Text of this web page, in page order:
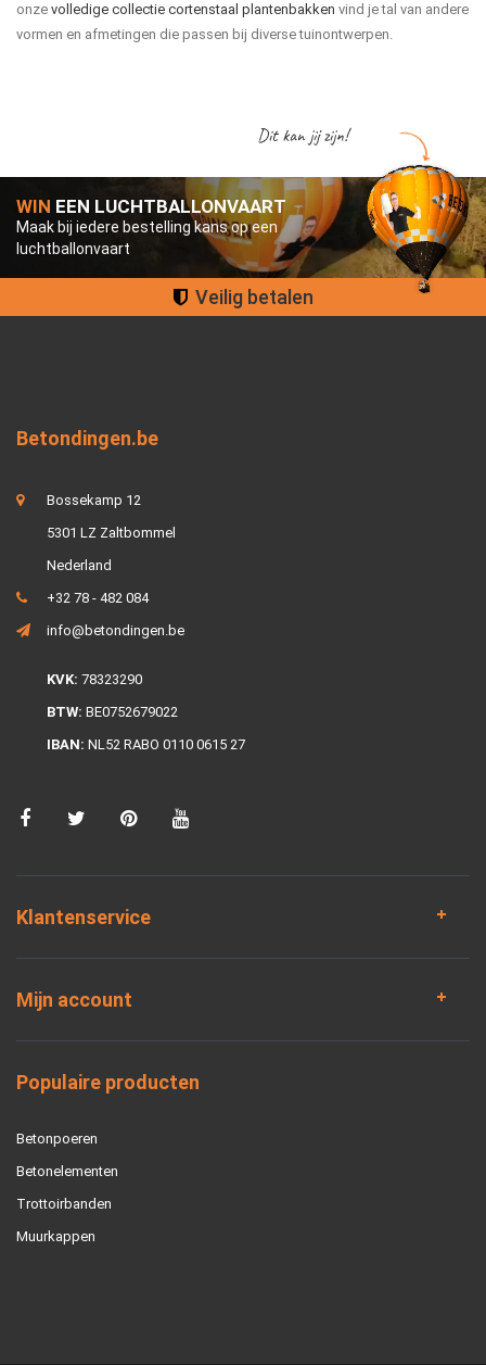
onze volledige collectie cortenstaal plantenbakken vind je tal van andere
vormen en afmetingen die passen bij diverse tuinontwerpen.
WIN EEN LUCHTBALLONVAART
Maak bij iedere bestelling kans op een
luchtballonvaart
Dit kan jij zijn!
Veilig betalen
Betondingen.be
Bossekamp 12
5301 LZ Zaltbommel
Nederland
+32 78 - 482 084
info@betondingen.be
KVK: 78323290
BTW: BE0752679022
IBAN: NL52 RABO 0110 0615 27
Klantenservice
Mijn account
Populaire producten
Betonpoeren
Betonelementen
Trottoirbanden
Muurkappen